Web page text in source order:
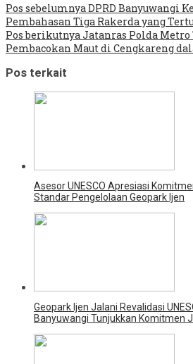
Pos sebelumnyaDPRD Banyuwangi
Pembahasan Tiga Rakerda yang
Pos berikutnyaJatanras Polda
Pembacokan Maut di Cengkareng
Pos terkait
Asesor UNESCO Apresiasi
Standar Pengelolaan Geopark Ijen
Geopark Ijen Jalani Revalidasi
Banyuwangi Tunjukkan Komitmen